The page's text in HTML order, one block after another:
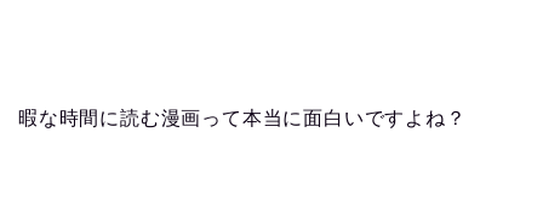
暇な時間に読む漫画って本当に面白いですよね？